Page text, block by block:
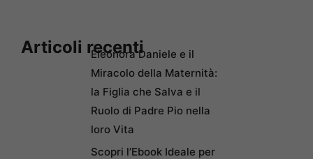
Articoli recentiEleonora Daniele e il
Miracolo della Maternità:
la Figlia che Salva e il
Ruolo di Padre Pio nella
loro Vita
Scopri l’Ebook Ideale per